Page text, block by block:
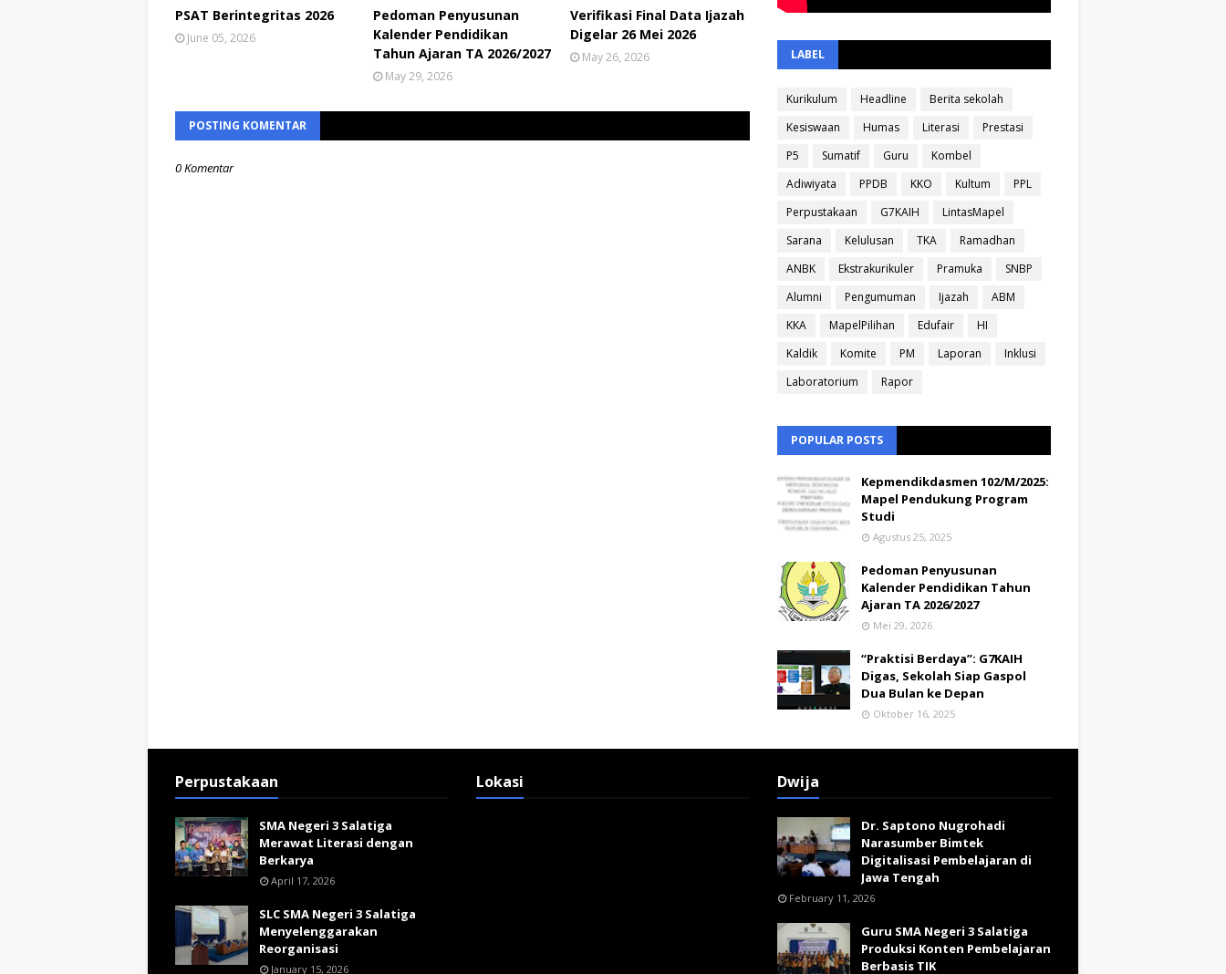
PSAT Berintegritas 2026
June 05, 2026
Pedoman Penyusunan
Kalender Pendidikan
Tahun Ajaran TA 2026/2027
May 29, 2026
Verifikasi Final Data Ijazah
Digelar 26 Mei 2026
May 26, 2026
POSTING KOMENTAR
0 Komentar
LABEL
Kurikulum Headline
Berita sekolah
Kesiswaan
Humas Literasi
Prestasi
P5
Sumatif Guru
Kombel
Adiwiyata
PPDB KKO Kultum
PPL
Perpustakaan
G7KAIH
LintasMapel
Sarana
Kelulusan TKA
Ramadhan
ANBK
Ekstrakurikuler Pramuka
SNBP
Alumni
Pengumuman Ijazah
ABM
KKA
MapelPilihan Edufair
HI
Kaldik
Komite PM Laporan
Inklusi
Laboratorium
Rapor
POPULAR POSTS
Kepmendikdasmen 102/M/2025:
Mapel Pendukung Program
Studi
Agustus 25, 2025
Pedoman Penyusunan
Kalender Pendidikan Tahun
Ajaran TA 2026/2027
Mei 29, 2026
“Praktisi Berdaya”: G7KAIH
Digas, Sekolah Siap Gaspol
Dua Bulan ke Depan
Oktober 16, 2025
Perpustakaan
SMA Negeri 3 Salatiga
Merawat Literasi dengan
Berkarya
April 17, 2026
SLC SMA Negeri 3 Salatiga
Menyelenggarakan
Reorganisasi
January 15, 2026
Lokasi Dwija
Dr. Saptono Nugrohadi
Narasumber Bimtek
Digitalisasi Pembelajaran di
Jawa Tengah
February 11, 2026
Guru SMA Negeri 3 Salatiga
Produksi Konten Pembelajaran
Berbasis TIK